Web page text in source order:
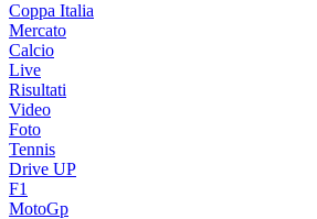
Coppa Italia
Mercato
Calcio
Live
Risultati
Video
Foto
Tennis
Drive UP
F1
MotoGp